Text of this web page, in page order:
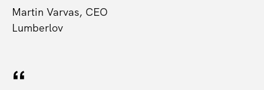
Martin Varvas, CEO
Lumberlov